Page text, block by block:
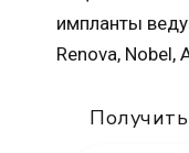
импланты
Renova, Nobel,